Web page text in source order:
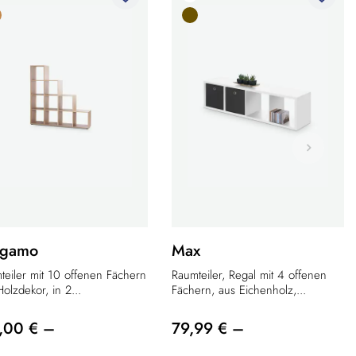
mit 10 offenen Fächern
in 2...
€ –
Max
Raumteiler, Regal mit 4 offenen
Fächern, aus Eichenholz,...
79,99 € –